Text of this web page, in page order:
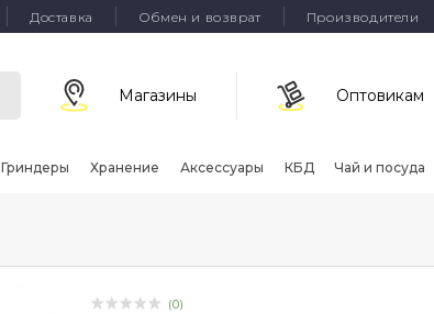
Доставка Обмен и возврат Производители
Магазины Оптовикам
Гриндеры Хранение Аксессуары КБД Чай и посуда
(0)